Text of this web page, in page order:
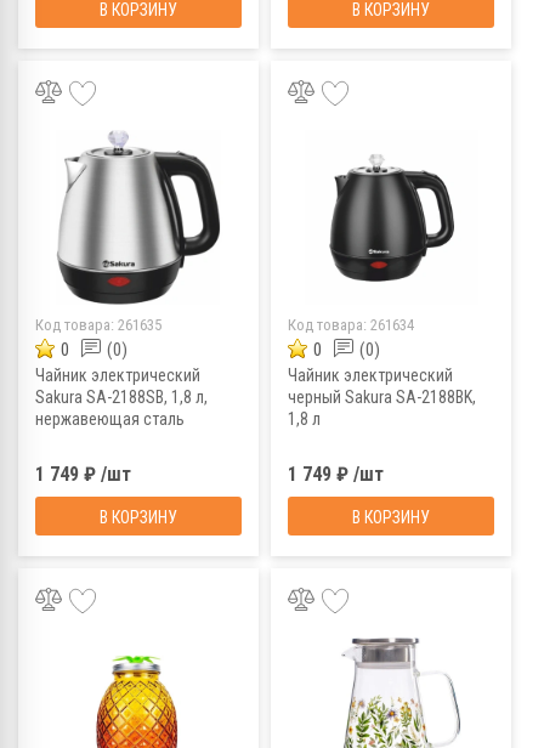
В КОРЗИНУ В КОРЗИНУ
Код товара: 261635
0 (0)
Чайник электрический
Sakura SA-2188SB, 1,8 л,
нержавеющая сталь
1 749 ₽ /шт
В КОРЗИНУ
Код товара: 261634
0 (0)
Чайник электрический
черный Sakura SA-2188BK,
1,8 л
1 749 ₽ /шт
В КОРЗИНУ